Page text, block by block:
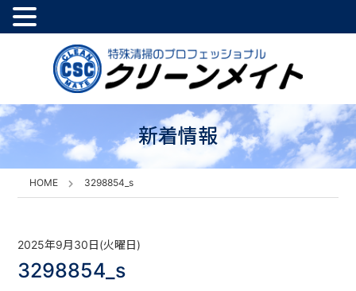
新着情報
HOME 3298854_s
2025年9月30日(火曜日)
3298854_s